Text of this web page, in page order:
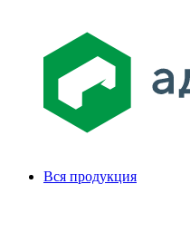
Вся продукция